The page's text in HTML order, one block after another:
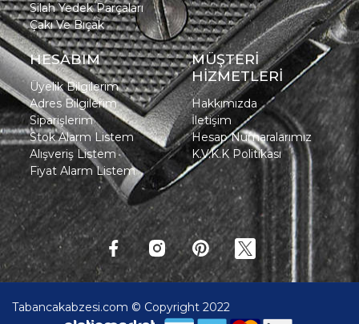
Silah Yedek Parçaları
Çakı Ve Bıçak
HESABIM
Üyelik Bilgilerim
Adres Bilgilerim
Siparişlerim
Stok Alarm Listem
Alışveriş Listem
Fiyat Alarm Listem
MÜŞTERİ
HİZMETLERİ
Hakkımızda
İletişim
Hesap Numaralarımız
K.V.K.K Politikası
Tabancakabzesi.com © Copyright 2022